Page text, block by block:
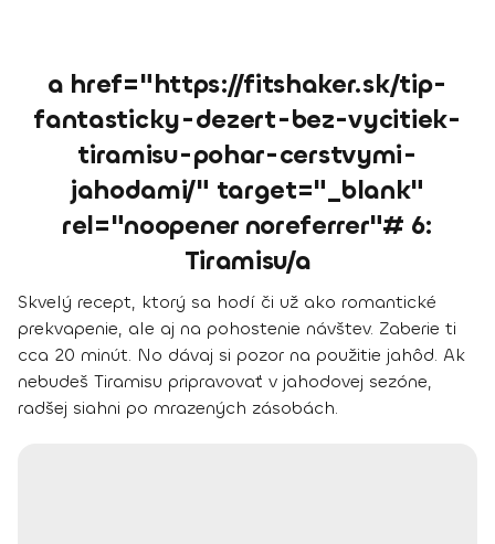
a href="https://fitshaker.sk/tip-
fantasticky-dezert-bez-vycitiek-
tiramisu-pohar-cerstvymi-
jahodami/" target="_blank"
rel="noopener noreferrer"# 6:
Tiramisu/a
Skvelý recept, ktorý sa hodí či už ako romantické
prekvapenie, ale aj na pohostenie návštev. Zaberie ti
cca 20 minút. No dávaj si pozor na použitie jahôd. Ak
nebudeš Tiramisu pripravovať v jahodovej sezóne,
radšej siahni po mrazených zásobách.